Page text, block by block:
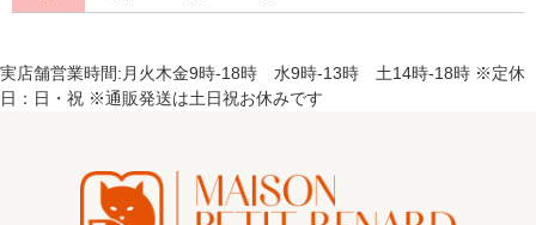
実店舗営業時間:月火木金9時-18時 水9時-13時 土14時-18時 ※定休
日：日・祝 ※通販発送は土日祝お休みです